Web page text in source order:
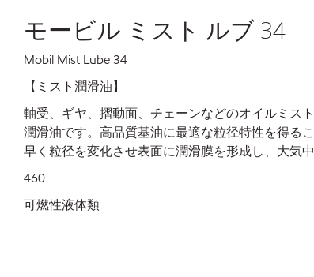
モービル ミスト ルブ 34
Mobil Mist Lube 34
【ミスト潤滑油】
軸受、ギヤ、摺動面、チェーンなどのオイルミス
潤滑油です。高品質基油に最適な粒径特性を得る
早く粒径を変化させ表面に潤滑膜を形成し、大気
460
可燃性液体類